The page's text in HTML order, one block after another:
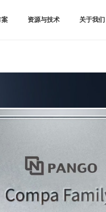
案 资源与技术
合作伙伴
关于我们
合规声明